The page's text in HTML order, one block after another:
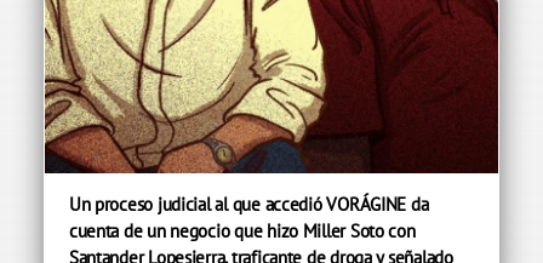
Un proceso judicial al que accedió VORÁGINE da
cuenta de un negocio que hizo Miller Soto con
Santander Lopesierra, traficante de droga y señalado